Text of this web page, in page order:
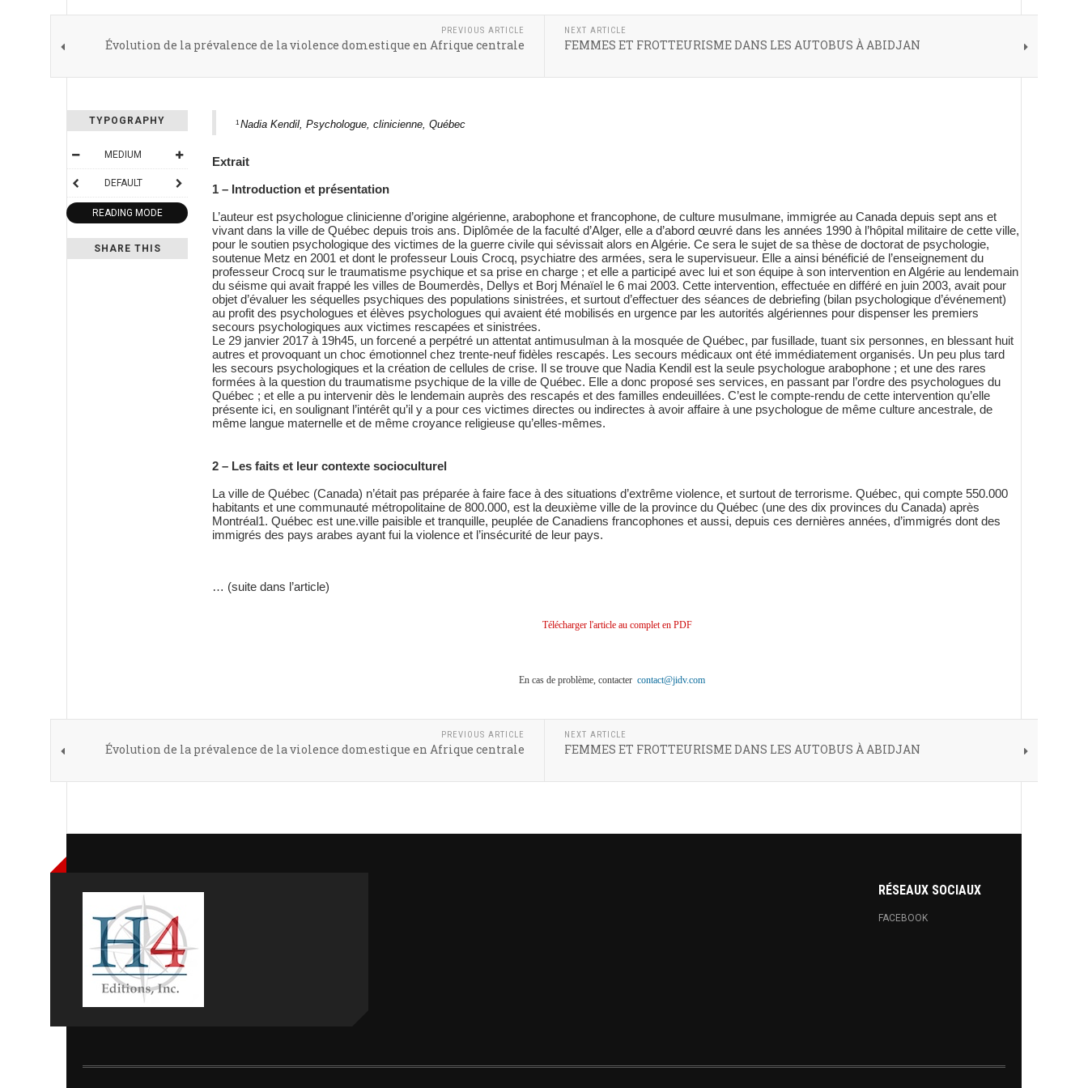
PREVIOUS ARTICLE
Évolution de la prévalence de la violence domestique en Afrique centrale
NEXT ARTICLE
FEMMES ET FROTTEURISME DANS LES AUTOBUS À ABIDJAN
TYPOGRAPHY
MEDIUM
DEFAULT
READING MODE
SHARE THIS
1 Nadia Kendil, Psychologue, clinicienne, Québec
Extrait
1 – Introduction et présentation
L’auteur est psychologue clinicienne d’origine algérienne, arabophone et francophone, de culture musulmane, immigrée au Canada depuis sept ans et
vivant dans la ville de Québec depuis trois ans. Diplômée de la faculté d’Alger, elle a d’abord œuvré dans les années 1990 à l’hôpital militaire de cette ville,
pour le soutien psychologique des victimes de la guerre civile qui sévissait alors en Algérie. Ce sera le sujet de sa thèse de doctorat de psychologie,
soutenue Metz en 2001 et dont le professeur Louis Crocq, psychiatre des armées, sera le supervisueur. Elle a ainsi bénéficié de l’enseignement du
professeur Crocq sur le traumatisme psychique et sa prise en charge ; et elle a participé avec lui et son équipe à son intervention en Algérie au lendemain
du séisme qui avait frappé les villes de Boumerdès, Dellys et Borj Ménaïel le 6 mai 2003. Cette intervention, effectuée en différé en juin 2003, avait pour
objet d’évaluer les séquelles psychiques des populations sinistrées, et surtout d’effectuer des séances de debriefing (bilan psychologique d’événement)
au profit des psychologues et élèves psychologues qui avaient été mobilisés en urgence par les autorités algériennes pour dispenser les premiers
secours psychologiques aux victimes rescapées et sinistrées.
Le 29 janvier 2017 à 19h45, un forcené a perpétré un attentat antimusulman à la mosquée de Québec, par fusillade, tuant six personnes, en blessant huit
autres et provoquant un choc émotionnel chez trente-neuf fidèles rescapés. Les secours médicaux ont été immédiatement organisés. Un peu plus tard
les secours psychologiques et la création de cellules de crise. Il se trouve que Nadia Kendil est la seule psychologue arabophone ; et une des rares
formées à la question du traumatisme psychique de la ville de Québec. Elle a donc proposé ses services, en passant par l’ordre des psychologues du
Québec ; et elle a pu intervenir dès le lendemain auprès des rescapés et des familles endeuillées. C’est le compte-rendu de cette intervention qu’elle
présente ici, en soulignant l’intérêt qu’il y a pour ces victimes directes ou indirectes à avoir affaire à une psychologue de même culture ancestrale, de
même langue maternelle et de même croyance religieuse qu’elles-mêmes.
2 – Les faits et leur contexte socioculturel
La ville de Québec (Canada) n’était pas préparée à faire face à des situations d’extrême violence, et surtout de terrorisme. Québec, qui compte 550.000
habitants et une communauté métropolitaine de 800.000, est la deuxième ville de la province du Québec (une des dix provinces du Canada) après
Montréal1. Québec est une.ville paisible et tranquille, peuplée de Canadiens francophones et aussi, depuis ces dernières années, d’immigrés dont des
immigrés des pays arabes ayant fui la violence et l’insécurité de leur pays.
… (suite dans l’article)
Télécharger l'article au complet en PDF
En cas de problème, contacter contact@jidv.com
PREVIOUS ARTICLE
Évolution de la prévalence de la violence domestique en Afrique centrale
NEXT ARTICLE
FEMMES ET FROTTEURISME DANS LES AUTOBUS À ABIDJAN
RÉSEAUX SOCIAUX
FACEBOOK